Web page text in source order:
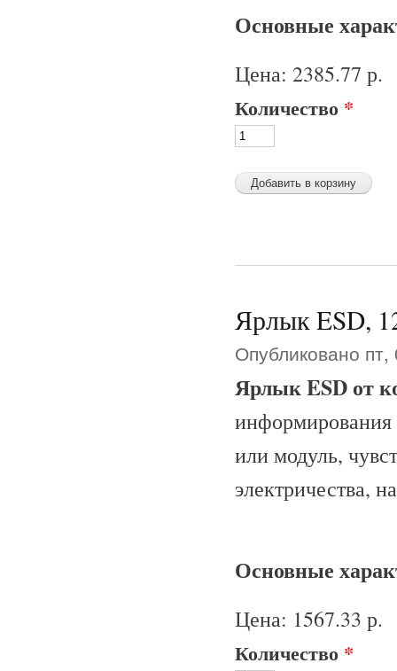
Основные
Цена: 2385.77 р.
Количество *
Ярлык ESD,
Опубликовано
Ярлык ESD от
информирования
или модуль,
электричества,
Основные
Цена: 1567.33 р.
Количество *